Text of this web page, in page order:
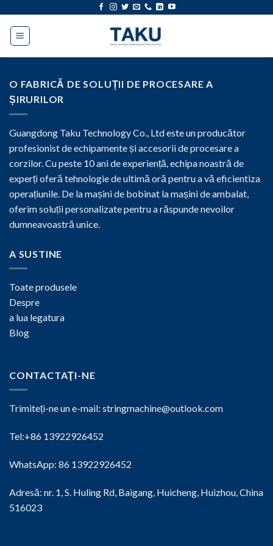
conținut
O FABRICĂ DE SOLUȚII DE PROCESARE A
ȘIRURILOR
Guangdong Taku Technology Co., Ltd este un producător
profesionist de echipamente și accesorii de procesare a
corzilor. Cu peste 10 ani de experiență, echipa noastră de
experți oferă tehnologie de ultimă oră pentru a vă eficientiza
operațiunile. De la mașini de bobinat la mașini de ambalat,
oferim soluții personalizate pentru a răspunde nevoilor
dumneavoastră unice.
A SUSTINE
Toate produsele
Despre
a lua legatura
Blog
CONTACTAŢI-NE
Trimiteți-ne un e-mail: stringmachine@outlook.com
Tel:+86 13922926452
WhatsApp: 86 13922926452
Adresă: nr. 1, S. Huling Rd, Baigang, Huicheng, Huizhou, China
516023